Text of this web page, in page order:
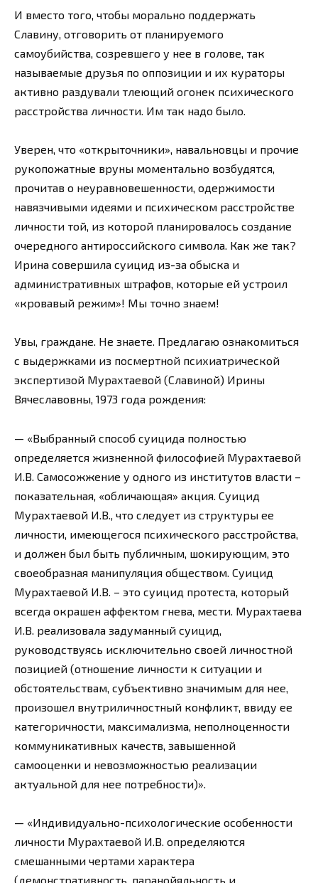
И вместо того, чтобы морально поддержать
Славину, отговорить от планируемого
самоубийства, созревшего у нее в голове, так
называемые друзья по оппозиции и их кураторы
активно раздували тлеющий огонек психического
расстройства личности. Им так надо было.
Уверен, что «открыточники», навальновцы и прочие
рукопожатные вруны моментально возбудятся,
прочитав о неуравновешенности, одержимости
навязчивыми идеями и психическом расстройстве
личности той, из которой планировалось создание
очередного антироссийского символа. Как же так?
Ирина совершила суицид из-за обыска и
административных штрафов, которые ей устроил
«кровавый режим»! Мы точно знаем!
Увы, граждане. Не знаете. Предлагаю ознакомиться
с выдержками из посмертной психиатрической
экспертизой Мурахтаевой (Славиной) Ирины
Вячеславовны, 1973 года рождения:
— «Выбранный способ суицида полностью
определяется жизненной философией Мурахтаевой
И.В. Самосожжение у одного из институтов власти –
показательная, «обличающая» акция. Суицид
Мурахтаевой И.В., что следует из структуры ее
личности, имеющегося психического расстройства,
и должен был быть публичным, шокирующим, это
своеобразная манипуляция обществом. Суицид
Мурахтаевой И.В. – это суицид протеста, который
всегда окрашен аффектом гнева, мести. Мурахтаева
И.В. реализовала задуманный суицид,
руководствуясь исключительно своей личностной
позицией (отношение личности к ситуации и
обстоятельствам, субъективно значимым для нее,
произошел внутриличностный конфликт, ввиду ее
категоричности, максимализма, неполноценности
коммуникативных качеств, завышенной
самооценки и невозможностью реализации
актуальной для нее потребности)».
— «Индивидуально-психологические особенности
личности Мурахтаевой И.В. определяются
смешанными чертами характера
(демонстративность, паранойяльность и